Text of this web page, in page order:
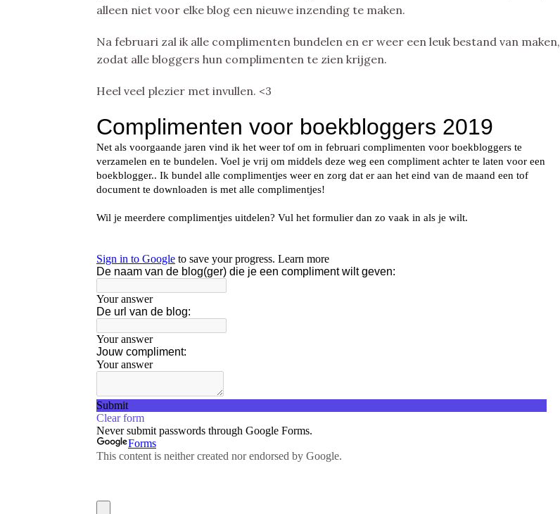
alleen niet voor elke blog een nieuwe inzending te maken.
Na februari zal ik alle complimenten bundelen en er weer een leuk bestand van maken,
zodat alle bloggers hun complimenten te zien krijgen.
Heel veel plezier met invullen. <3